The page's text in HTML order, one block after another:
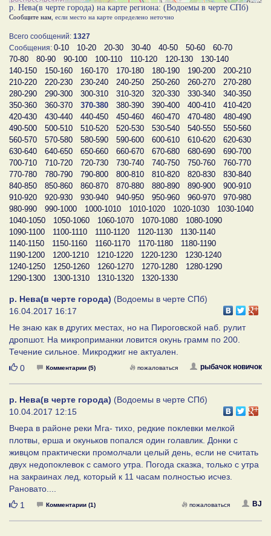
р. Нева(в черте города) на карте региона: (Водоемы в черте СПб)
Сообщите нам , если место на карте определено неточно
Всего сообщений: 1327
Сообщения: 0-10 10-20 20-30 30-40 40-50 50-60
60-70
70-80
80-90 90-100 100-110 110-120 120-130
130-140
140-150
150-160 160-170 170-180 180-190 190-200
200-210
210-220
220-230 230-240 240-250 250-260 260-270
270-280
280-290
290-300 300-310 310-320 320-330 330-340
340-350
350-360
360-370 370-380 380-390 390-400 400-410
410-420
420-430
430-440 440-450 450-460 460-470 470-480
480-490
490-500
500-510 510-520 520-530 530-540 540-550
550-560
560-570
570-580 580-590 590-600 600-610 610-620
620-630
630-640
640-650 650-660 660-670 670-680 680-690
690-700
700-710
710-720 720-730 730-740 740-750 750-760
760-770
770-780
780-790 790-800 800-810 810-820 820-830
830-840
840-850
850-860 860-870 870-880 880-890 890-900
900-910
910-920
920-930 930-940 940-950 950-960 960-970
970-980
980-990
990-1000 1000-1010 1010-1020 1020-1030
1030-1040
1040-1050
1050-1060 1060-1070 1070-1080
1080-1090
1090-1100
1100-1110 1110-1120 1120-1130
1130-1140
1140-1150
1150-1160 1160-1170 1170-1180
1180-1190
1190-1200
1200-1210 1210-1220 1220-1230
1230-1240
1240-1250
1250-1260 1260-1270 1270-1280
1280-1290
1290-1300
1300-1310 1310-1320 1320-1330
р. Нева(в черте города) (Водоемы в черте СПб)
16.04.2017 16:17
Не знаю как в других местах, но на Пироговской наб. рулит
дропшот. На микроприманки ловится окунь грамм по 200.
Течение сильное. Микроджиг не актуален.
Нравится
0 Комментарии (5) рыбачок новичок
пожаловаться
р. Нева(в черте города) (Водоемы в черте СПб)
10.04.2017 12:15
Вчера в районе реки Мга- тихо, редкие поклевки мелкой
плотвы, ерша и окуньков попался один голавлик. Донки с
живцом практически промолчали целый день, если не считать
двух недопоклевок с самого утра. Погода сказка, только с утра
на закраинах лед, который к 11 часам полностью исчез.
Рановато....
Нравится
1 Комментарии (1) BJ
пожаловаться